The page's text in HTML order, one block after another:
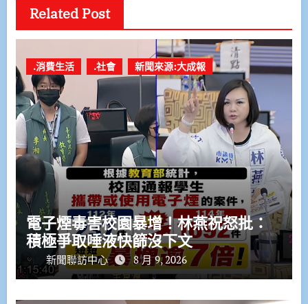
Related Post
.消費生活 .社會 新聞來源:大成報
電子煙毒害校園暴增！林燕祝怒批：
積極爭取唾液快篩沒下文
新聞聯訪中心 8 月 9, 2026